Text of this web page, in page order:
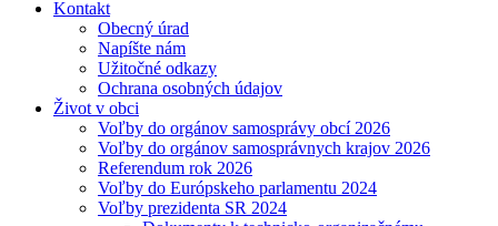
Kontakt
Obecný úrad
Napíšte nám
Užitočné odkazy
Ochrana osobných údajov
Život v obci
Voľby do orgánov samosprávy obcí 2026
Voľby do orgánov samosprávnych krajov 2026
Referendum rok 2026
Voľby do Európskeho parlamentu 2024
Voľby prezidenta SR 2024